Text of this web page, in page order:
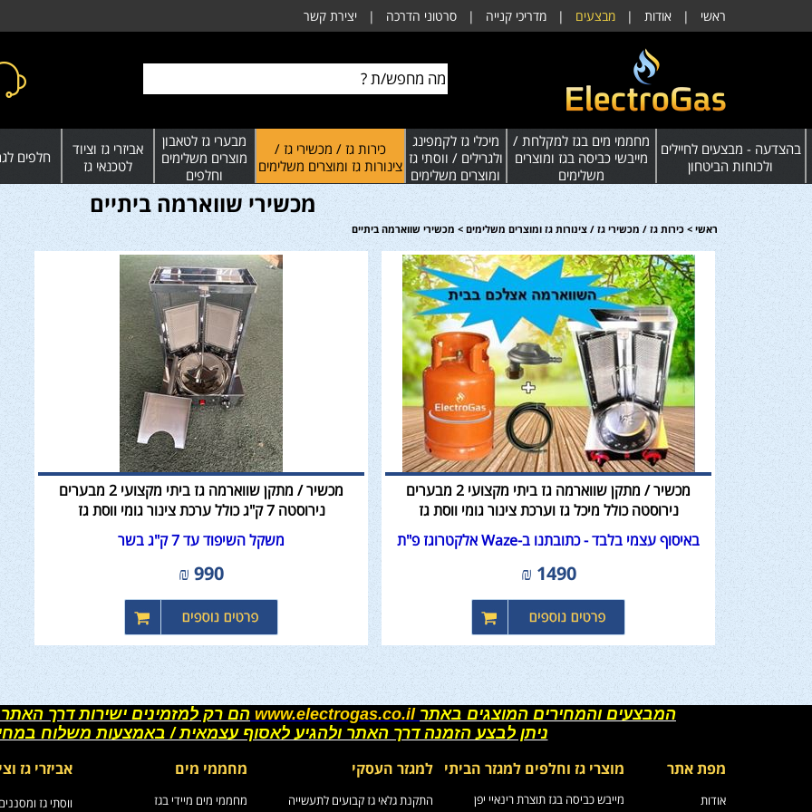
ראשי | אודות | מבצעים | מדריכי קנייה | סרטוני הדרכה | יצירת קשר
בהצדעה - מבצעים לחיילים
ולכוחות הביטחון
מחממי מים בגז למקלחת /
מייבשי כביסה בגז ומוצרים
משלימים
מיכלי גז לקמפינג
ולגרילים / ווסתי גז
ומוצרים משלימים
כירות גז / מכשירי גז /
צינורות גז ומוצרים משלימים
מבערי גז לטאבון
מוצרים משלימים
וחלפים
אביזרי גז וציוד
לטכנאי גז
חלפים
מכשירי שווארמה ביתיים
ראשי > כירות גז / מכשירי גז / צינורות גז ומוצרים משלימים > מכשירי שווארמה ביתיים
מכשיר / מתקן שווארמה גז ביתי מקצועי 2 מבערים
נירוסטה כולל מיכל גז וערכת צינור גומי ווסת גז
באיסוף עצמי בלבד - כתובתנו ב-Waze אלקטרוגז פ"ת
1490
₪
מכשיר / מתקן שווארמה גז ביתי מקצועי 2 מבערים
נירוסטה 7 ק"ג כולל ערכת צינור גומי ווסת גז
משקל השיפוד עד 7 ק"ג בשר
990
₪
המבצעים והמחירים המוצגים באתר www.electrogas.co.il הם רק למזמינים ישירות דרך
ניתן לבצע הזמנה דרך האתר ולהגיע לאסוף עצמאית / באמצעות משלוח
מפת אתר מוצרי גז וחלפים למגזר הביתי למגזר העסקי מחממי מים אביזרי גז
אודות
מייבש כביסה בגז תוצרת רינאיי יפן
התקנת גלאי גז קבועים לתעשייה
מחממי מים מיידי בגז
ווסתי גז ומסננים